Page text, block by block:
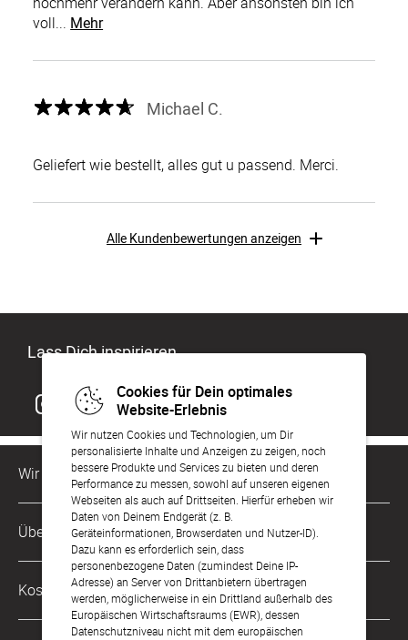
Cookies für Dein optimales
Website-Erlebnis
Wir nutzen Cookies und Technologien, um Dir
personalisierte Inhalte und Anzeigen zu zeigen, noch
bessere Produkte und Services zu bieten und deren
Performance zu messen, sowohl auf unseren eigenen
Webseiten als auch auf Drittseiten. Hierfür erheben wir
Daten von Deinem Endgerät (z. B.
Geräteinformationen, Browserdaten und Nutzer-ID).
Dazu kann es erforderlich sein, dass
personenbezogene Daten (zumindest Deine IP-
Adresse) an Server von Drittanbietern übertragen
werden, möglicherweise in ein Drittland außerhalb des
Europäischen Wirtschaftsraums (EWR), dessen
Datenschutzniveau nicht mit dem europäischen
voll... Mehr
Michael C.
Geliefert wie bestellt, alles gut u passend. Merci.
Alle Kundenbewertungen anzeigen
Lass Dich inspirieren
Wir sind für Dich da
Kundenservice-Hotline
0221 956 725 10
Mo. - Fr. von 9 bis 17 Uhr
kontakt@sendmoments.de
Über Uns
Philosophie
Karriere
Kostenlose Services
Musterkarten